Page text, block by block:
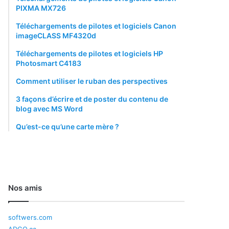
PIXMA MX726
Téléchargements de pilotes et logiciels Canon
imageCLASS MF4320d
Téléchargements de pilotes et logiciels HP
Photosmart C4183
Comment utiliser le ruban des perspectives
3 façons d’écrire et de poster du contenu de
blog avec MS Word
Qu’est-ce qu’une carte mère ?
Nos amis
softwers.com